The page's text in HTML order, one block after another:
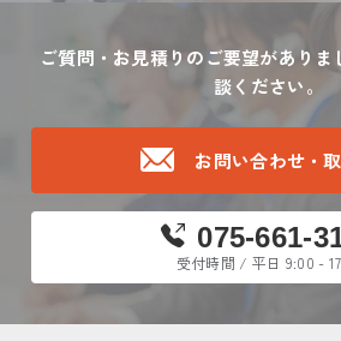
ご質問・お見積りのご要望がありま
談ください。
お問い合わせ・
075-661-
受付時間 / 平日 9:00 -